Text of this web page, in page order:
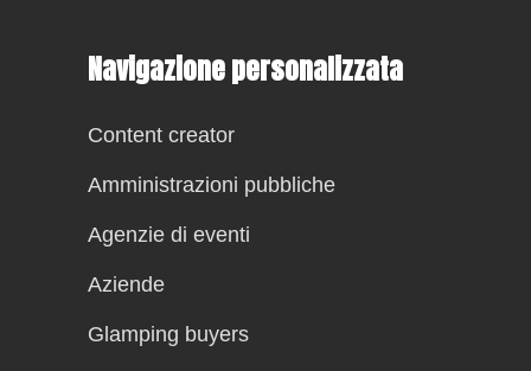
Navigazione personalizzata
Content creator
Amministrazioni pubbliche
Agenzie di eventi
Aziende
Glamping buyers